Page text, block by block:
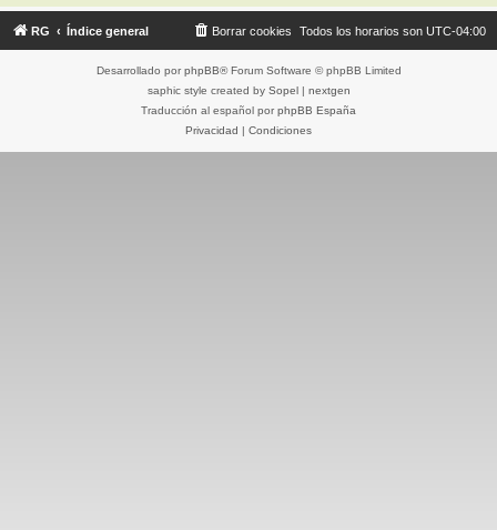
RG Índice general Todos los horarios son UTC-04:00
Borrar cookies
Desarrollado por phpBB® Forum Software © phpBB Limited
saphic style created by Sopel| nextgen
Traducción al español por phpBB España
Privacidad | Condiciones